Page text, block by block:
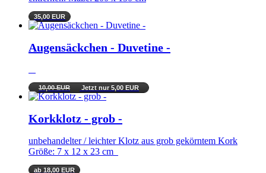
35,00 EUR
Augensäckchen - Duvetine -
10,00 EUR Jetzt nur 5,00 EUR
Korkklotz - grob -
unbehandelter / leichter Klotz aus grob gekörntem Kork
Größe: 7 x 12 x 23 cm
ab 18,00 EUR